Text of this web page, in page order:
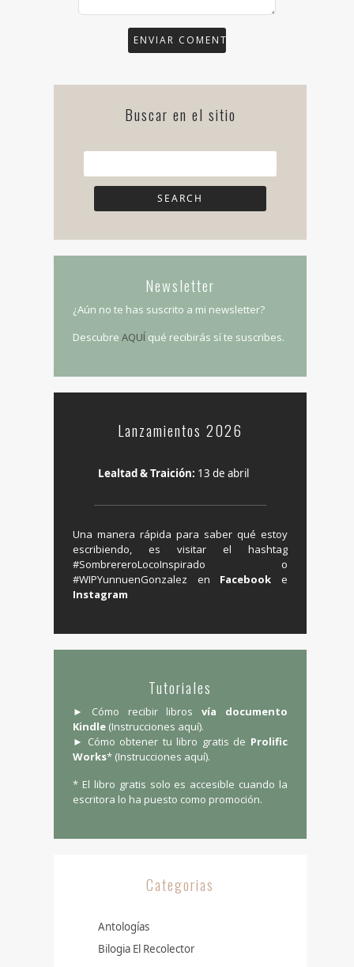
Buscar en el sitio
Newsletter
¿Aún no te has suscrito a mi newsletter?
Descubre AQUÍ qué recibirás sí te suscribes.
Lanzamientos 2026
Lealtad & Traición: 13 de abril
Una manera rápida para saber qué estoy
escribiendo, es visitar el hashtag
‬#SombrereroLocoInspirado o
#WIPYunnuenGonzalez en ‪ Facebook e
Instagram
Tutoriales
► Cómo recibir librosvía documento
Kindle (Instrucciones aquí).
► Cómo obtener tu libro gratis de Prolific
Works* (Instrucciones aquí).
* El libro gratis solo es accesible cuando la
escritora lo ha puesto como promoción.
Categorias
Antologías
Bilogia El Recolector